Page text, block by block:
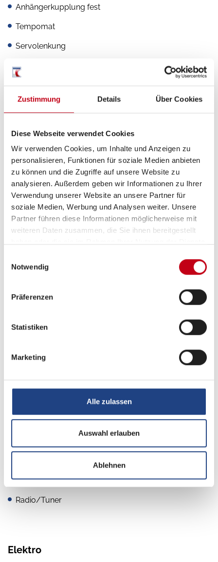
Zustimmung Details Über Cookies
Diese Webseite verwendet Cookies
Wir verwenden Cookies, um Inhalte und Anzeigen zu
personalisieren, Funktionen für soziale Medien anbieten
zu können und die Zugriffe auf unsere Website zu
analysieren. Außerdem geben wir Informationen zu Ihrer
Verwendung unserer Website an unsere Partner für
soziale Medien, Werbung und Analysen weiter. Unsere
Partner führen diese Informationen möglicherweise mit
weiteren Daten zusammen, die Sie ihnen bereitgestellt
Notwendig
Präferenzen
Statistiken
Marketing
Alle zulassen
Auswahl erlauben
Ablehnen
Anhängerkupplung fest
Tempomat
Servolenkung
Regensensor
Verkehrszeichenerkennung
Spurhalteassistent
Lederlenkrad
Multifunktionslenkrad
Aufbau
Fahrradträger für 2 Räder
Multimedia
Navigationssystem
DAB Radio
Radio/Tuner
Elektro